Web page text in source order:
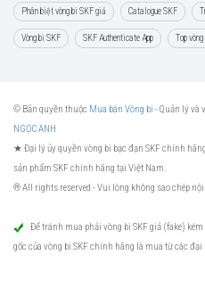
Phân biệt vòng bi SKF giả Catalogue SKF
Vòng bi SKF SKF Authenticate App Top
© Bản quyền thuộc Mua bán Vòng bi - Quản lý và
NGỌC ANH
★ Đại lý ủy quyền vòng bi bạc đạn SKF chính
sản phẩm SKF chính hãng tại Việt Nam.
® All rights reserved - Vui lòng không sao chép
Để tránh mua phải vòng bi SKF giả (fake)
gốc của vòng bi SKF chính hãng là mua từ các đại